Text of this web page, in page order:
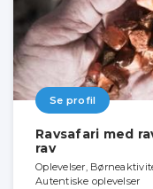
Se profil
Ravsafari med
rav
Oplevelser,
Autentiske oplevelser